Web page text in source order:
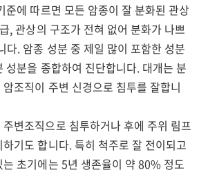
준에 따르면 모든 암종이 잘 분화된 관상
, 관상의 구조가 전혀 없어 분화가 나쁘
다. 암종 성분 중 제일 많이 포함한 성분
성분을 종합하여 진단합니다. 대개는 분
조직이 주변 신경으로 침투를 잘합니
변조직으로 침투하거나 후에 주위 림프
기도 합니다. 특히 척주로 잘 전이되고
초기에는 5년 생존율이 약 80% 정도